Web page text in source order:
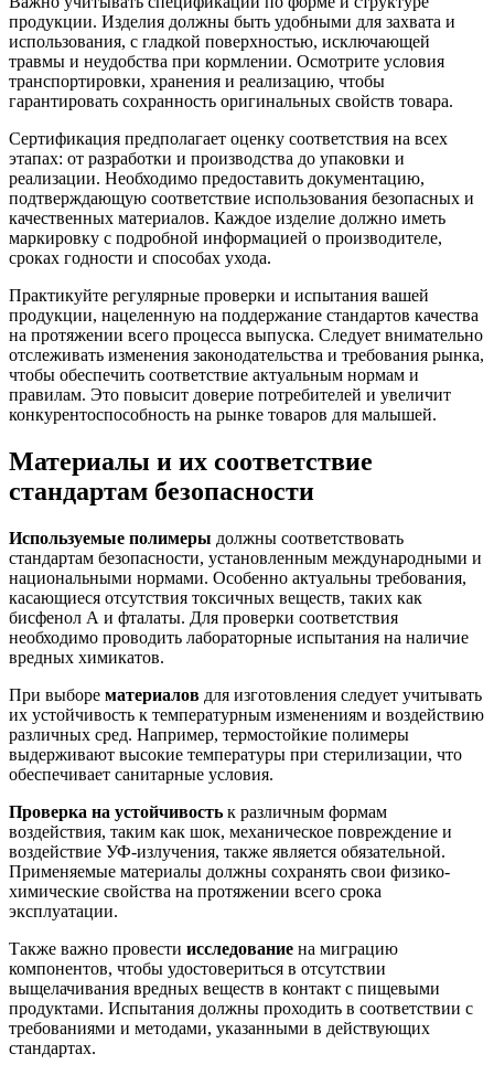
продукции. Изделия должны быть удобными для захвата и
использования, с гладкой поверхностью, исключающей
травмы и неудобства при кормлении. Осмотрите условия
транспортировки, хранения и реализацию, чтобы
гарантировать сохранность оригинальных свойств товара.
Сертификация предполагает оценку соответствия на всех
этапах: от разработки и производства до упаковки и
реализации. Необходимо предоставить документацию,
подтверждающую соответствие использования безопасных и
качественных материалов. Каждое изделие должно иметь
маркировку с подробной информацией о производителе,
сроках годности и способах ухода.
Практикуйте регулярные проверки и испытания вашей
продукции, нацеленную на поддержание стандартов качества
на протяжении всего процесса выпуска. Следует внимательно
отслеживать изменения законодательства и требования рынка,
чтобы обеспечить соответствие актуальным нормам и
правилам. Это повысит доверие потребителей и увеличит
конкурентоспособность на рынке товаров для малышей.
Материалы и их соответствие
стандартам безопасности
Используемые полимеры должны соответствовать
стандартам безопасности, установленным международными и
национальными нормами. Особенно актуальны требования,
касающиеся отсутствия токсичных веществ, таких как
бисфенол А и фталаты. Для проверки соответствия
необходимо проводить лабораторные испытания на наличие
вредных химикатов.
При выборе материалов для изготовления следует учитывать
их устойчивость к температурным изменениям и воздействию
различных сред. Например, термостойкие полимеры
выдерживают высокие температуры при стерилизации, что
обеспечивает санитарные условия.
Проверка на устойчивость к различным формам
воздействия, таким как шок, механическое повреждение и
воздействие УФ-излучения, также является обязательной.
Применяемые материалы должны сохранять свои физико-
химические свойства на протяжении всего срока
эксплуатации.
Также важно провести исследование на миграцию
компонентов, чтобы удостовериться в отсутствии
выщелачивания вредных веществ в контакт с пищевыми
продуктами. Испытания должны проходить в соответствии с
требованиями и методами, указанными в действующих
стандартах.